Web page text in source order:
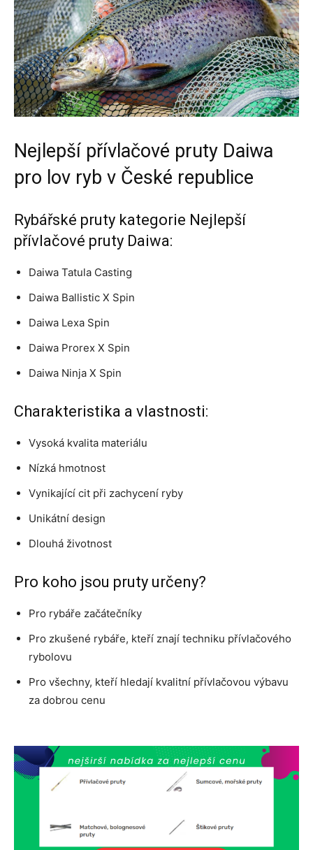
Nejlepší přívlačové pruty Daiwa
pro lov ryb v České republice
Rybářské pruty kategorie Nejlepší
přívlačové pruty Daiwa:
Daiwa Tatula Casting
Daiwa Ballistic X Spin
Daiwa Lexa Spin
Daiwa Prorex X Spin
Daiwa Ninja X Spin
Charakteristika a vlastnosti:
Vysoká kvalita materiálu
Nízká hmotnost
Vynikající cit při zachycení ryby
Unikátní design
Dlouhá životnost
Pro koho jsou pruty určeny?
Pro rybáře začátečníky
Pro zkušené rybáře, kteří znají techniku přívlačového
rybolovu
Pro všechny, kteří hledají kvalitní přívlačovou výbavu
za dobrou cenu